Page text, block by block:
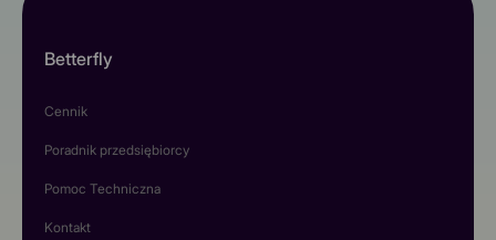
Betterfly
Cennik
Poradnik przedsiębiorcy
Pomoc Techniczna
Kontakt